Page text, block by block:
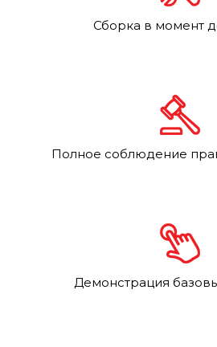
Сборка в момент
Полное соблюдение
Демонстрация